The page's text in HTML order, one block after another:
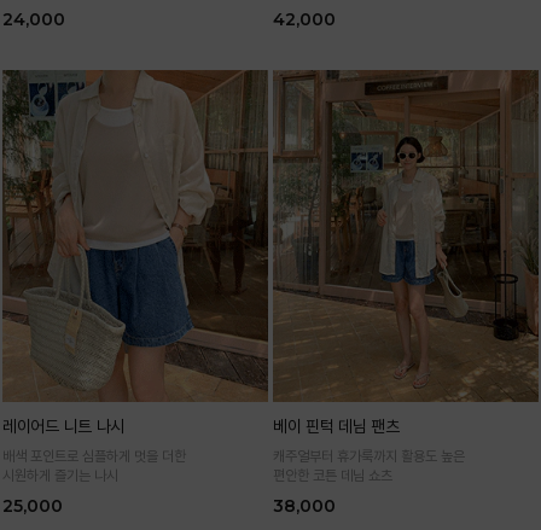
24,000 42,000
레이어드 니트 나시
배색 포인트로 심플하게 멋을 더한
시원하게 즐기는 나시
25,000
베이 핀턱 데님 팬츠
캐주얼부터 휴가룩까지 활용도 높은
편안한 코튼 데님 쇼츠
38,000